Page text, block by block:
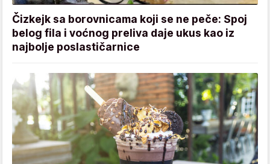
Čizkejk sa borovnicama koji se ne peče: Spoj
belog fila i voćnog preliva daje ukus kao iz
najbolje poslastičarnice